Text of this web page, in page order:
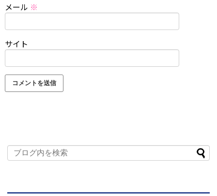
メール ※
サイト